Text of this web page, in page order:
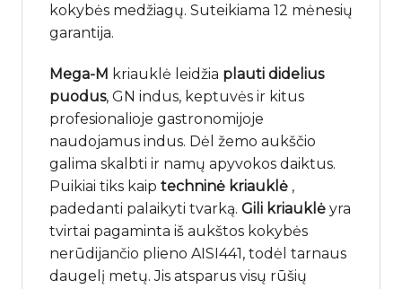
kokybės medžiagų. Suteikiama 12 mėnesių
garantija.
Mega-M kriauklė leidžia plauti didelius
puodus, GN indus, keptuvės ir kitus
profesionalioje gastronomijoje
naudojamus indus. Dėl žemo aukščio
galima skalbti ir namų apyvokos daiktus.
Puikiai tiks kaip techninė kriauklė ,
padedanti palaikyti tvarką. Gili kriauklė yra
tvirtai pagaminta iš aukštos kokybės
nerūdijančio plieno AISI441, todėl tarnaus
daugelį metų. Jis atsparus visų rūšių